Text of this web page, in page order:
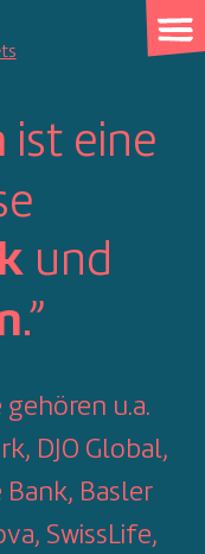
ist eine
und
.”
u.a.
DJO Global,
Basler
SwissLife,